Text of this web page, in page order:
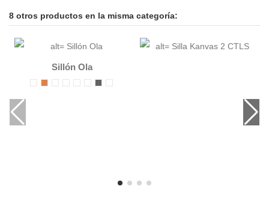
8 otros productos en la misma categoría:
Sillón Ola